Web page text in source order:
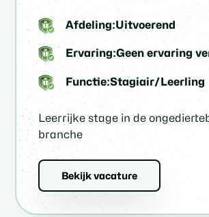
Afdeling:Uitvoerend
Ervaring:Geen ervaring
Functie:Stagiair/Leerling
Leerrijke stage in de
branche
Bekijk vacature